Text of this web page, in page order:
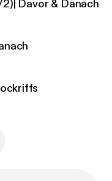
Davor & Danach